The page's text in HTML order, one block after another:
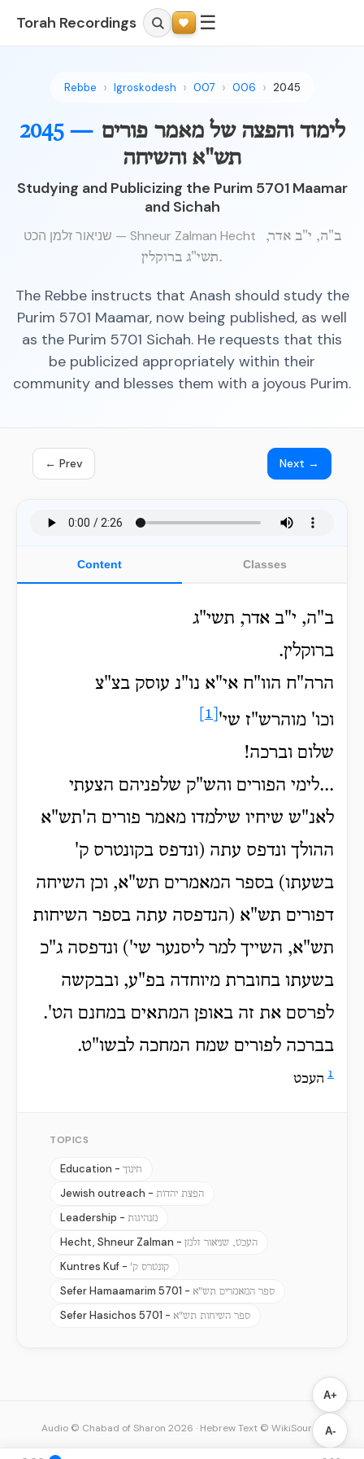
Torah Recordings ☰
Rebbe Igroskodesh 007 006 2045
2045 — לימוד והפצה של מאמר פורים
תש"א והשיחה
Studying and Publicizing the Purim 5701 Maamar
and Sichah
שניאור זלמן הכט — Shneur Zalman Hecht
ב"ה, י"ב אדר,
תשי"ג ברוקלין.
The Rebbe instructs that Anash should study the
Purim 5701 Maamar, now being published, as well
as the Purim 5701 Sichah. He requests that this
be publicized appropriately within their
community and blesses them with a joyous Purim.
← Prev Next →
Content Classes
ב"ה, י"ב אדר, תשי"ג
ברוקלין.
הרה"ח הוו"ח אי"א נו"נ עוסק בצ"צ
וכו' מוהרש"ז שי'
שלום וברכה!
...לימי הפורים והש"ק שלפניהם הצעתי
לאנ"ש שיחיו שילמדו מאמר פורים ה'תש"א
ההולך ונדפס עתה (ונדפס בקונטרס ק'
בשעתו) בספר המאמרים תש"א, וכן השיחה
דפורים תש"א (הנדפסה עתה בספר השיחות
תש"א, השייך למר ליסנער שי') ונדפסה ג"כ
בשעתו בחוברת מיוחדה בפ"ע, ובבקשה
לפרסם את זה באופן המתאים במחנם הט'.
בברכה לפורים שמח המחכה לבשו"ט.
1 העכט
TOPICS
Education - חינוך
Jewish outreach - הפצת יהדות
Leadership - מנהיגות
Hecht, Shneur Zalman - העכט, שניאור זלמן
Kuntres Kuf - קונטרס ק'
Sefer Hamaamarim 5701 - ספר המאמרים תש"א
Sefer Hasichos 5701 - ספר השיחות תש"א
A+
A-
Audio © Chabad of Sharon 2026 · Hebrew Text © WikiSource